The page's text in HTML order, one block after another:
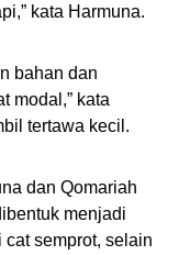
kata Harmuna.
bahan dan
modal,” kata
tertawa kecil.
dan Qomariah
menjadi
semprot, selain